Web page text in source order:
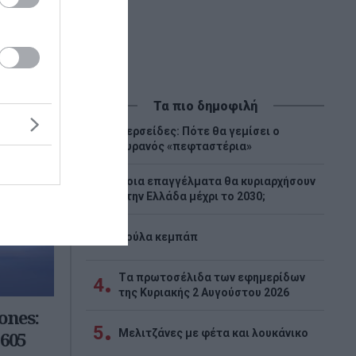
Τα πιο δημοφιλή
Περσείδες: Πότε θα γεμίσει ο
ουρανός «πεφταστέρια»
Ποια επαγγέλματα θα κυριαρχήσουν
στην Ελλάδα μέχρι το 2030;
Λούλα κεμπάπ
4
Tα πρωτοσέλιδα των εφημερίδων
της Κυριακής 2 Αυγούστου 2026
5 Μελιτζάνες με φέτα και λουκάνικο